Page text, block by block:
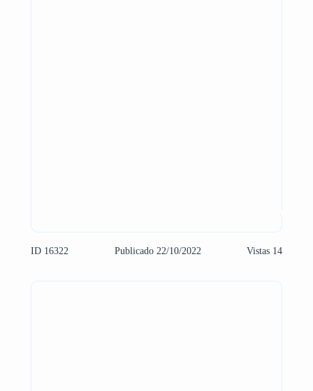
ID 16322 Publicado 22/10/2022 Vistas 14